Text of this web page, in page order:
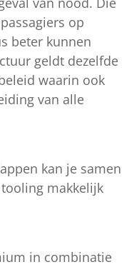
op
beter kunnen
geldt dezelfde
waarin ook
van alle
kan je samen
makkelijk
in combinatie